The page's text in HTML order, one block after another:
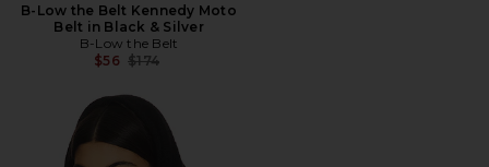
B-Low the Belt Kennedy Moto
Belt in Black & Silver
B-Low the Belt
$56 전 가격:
$174